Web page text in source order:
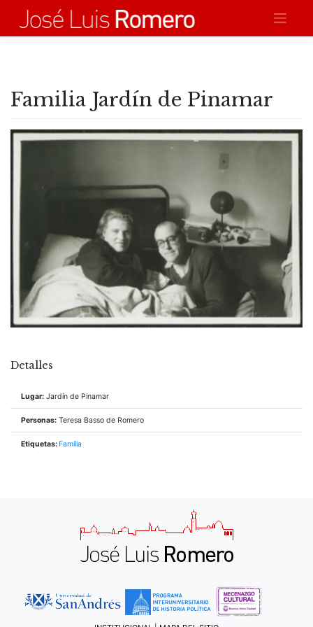
contenido
Familia Jardín de Pinamar
Detalles
Lugar: Jardín de Pinamar
Personas: Teresa Basso de Romero
Etiquetas: Familia